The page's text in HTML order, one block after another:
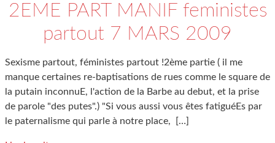
2EME PART MANIF feministes
partout 7 MARS 2009
Sexisme partout, féministes partout !2ème partie ( il me
manque certaines re-baptisations de rues comme le square de
la putain inconnuE, l'action de la Barbe au debut, et la prise
de parole "des putes".) "Si vous aussi vous êtes fatiguéEs par
le paternalisme qui parle à notre place,
[…]